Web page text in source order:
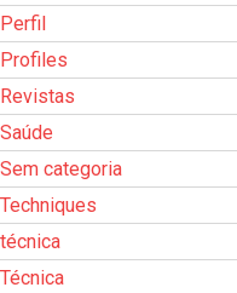
Perfil
Profiles
Revistas
Saúde
Sem categoria
Techniques
técnica
Técnica